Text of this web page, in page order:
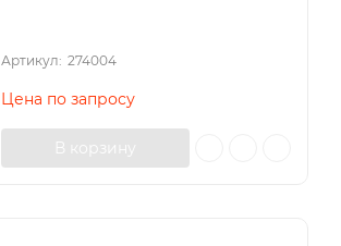
Артикул: 274004
Цена по запросу
В корзину